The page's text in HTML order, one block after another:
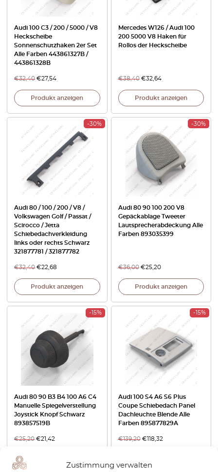
Zustimmung verwalten
Audi 100 C3 / 200 / 5000 / V8
Heckscheibe
Sonnenschutzhaken 2er Set
Alle Farben 443861327B /
443861328B
€32,40 €27,54
Produkt anzeigen
Mercedes W126 / Audi 100
200 5000 V8 Haken für
Rollos der Heckscheibe
€38,40 €32,64
Produkt anzeigen
-30%
Audi 80 / 100 / 200 / V8 /
Volkswagen Golf / Passat /
Scirocco / Jetta
Schiebedachverkleidung
links oder rechts Schwarz
321877781 / 321877782
€32,40 €22,68
Produkt anzeigen
-30%
Audi 80 90 100 200 V8
Gepäckablage Tweeter
Lautsprecherabdeckung Alle
Farben 893035399
€36,00 €25,20
Produkt anzeigen
-15%
Audi 80 90 B3 B4 100 A6 C4
Manuelle Spiegelverstellung
Joystick Knopf Schwarz
893857519B
€25,20 €21,42
-15%
Audi 100 S4 A6 S6 Plus
Coupe Schiebedach Panel
Dachleuchte Blende Alle
Farben 895877829A
€139,20 €118,32